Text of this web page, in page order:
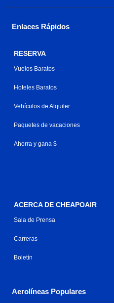
Enlaces Rápidos
RESERVA
Vuelos Baratos
Hoteles Baratos
Vehículos de Alquiler
Paquetes de vacaciones
Ahorra y gana $
ACERCA DE CHEAPOAIR
Sala de Prensa
Carreras
Boletín
Aerolíneas Populares